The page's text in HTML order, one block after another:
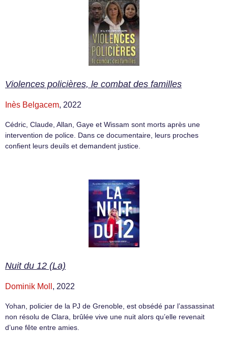
Violences policières, le combat des familles
Inès Belgacem, 2022
Cédric, Claude, Allan, Gaye et Wissam sont morts après une
intervention de police. Dans ce documentaire, leurs proches
confient leurs deuils et demandent justice.
Nuit du 12 (La)
Dominik Moll , 2022
Yohan, policier de la PJ de Grenoble, est obsédé par l’assassinat
non résolu de Clara, brûlée vive une nuit alors qu’elle revenait
d’une fête entre amies.